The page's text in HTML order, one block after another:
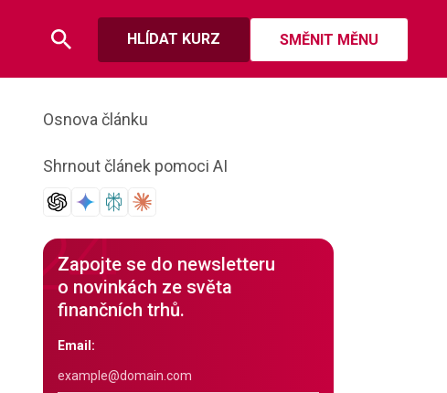
HLÍDAT KURZ SMĚNIT MĚNU
Osnova článku
Shrnout článek pomoci AI
Zapojte se do newsletteru
o novinkách ze světa
finančních trhů.
Email: